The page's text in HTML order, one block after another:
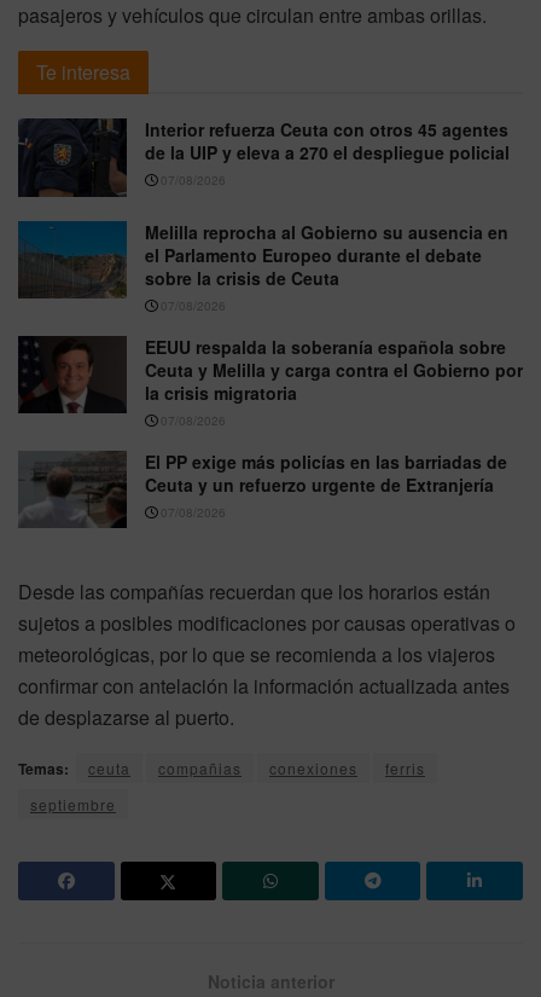
pasajeros y vehículos que circulan entre ambas orillas.
Te interesa
Interior refuerza Ceuta con otros 45 agentes
de la UIP y eleva a 270 el despliegue policial
07/08/2026
Melilla reprocha al Gobierno su ausencia en
el Parlamento Europeo durante el debate
sobre la crisis de Ceuta
07/08/2026
EEUU respalda la soberanía española sobre
Ceuta y Melilla y carga contra el Gobierno por
la crisis migratoria
07/08/2026
El PP exige más policías en las barriadas de
Ceuta y un refuerzo urgente de Extranjería
07/08/2026
Desde las compañías recuerdan que los horarios están
sujetos a posibles modificaciones por causas operativas o
meteorológicas, por lo que se recomienda a los viajeros
confirmar con antelación la información actualizada antes
de desplazarse al puerto.
Temas: ceuta compañias conexiones
ferris
septiembre
Noticia anterior